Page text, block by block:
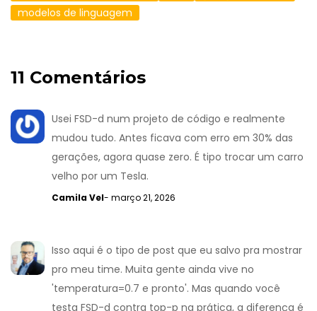
modelos de linguagem
11 Comentários
Usei FSD-d num projeto de código e realmente
mudou tudo. Antes ficava com erro em 30% das
gerações, agora quase zero. É tipo trocar um carro
velho por um Tesla.
Camila Vel- março 21, 2026
Isso aqui é o tipo de post que eu salvo pra mostrar
pro meu time. Muita gente ainda vive no
'temperatura=0.7 e pronto'. Mas quando você
testa FSD-d contra top-p na prática, a diferença é